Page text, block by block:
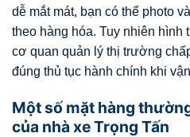
dễ mắt mát, bạn có thể photo
theo hàng hóa. Tuy nhiên hình
cơ quan quản lý thị trường
đúng thủ tục hành chính khi
Một số mặt hàng
của nhà xe Trọng Tấn